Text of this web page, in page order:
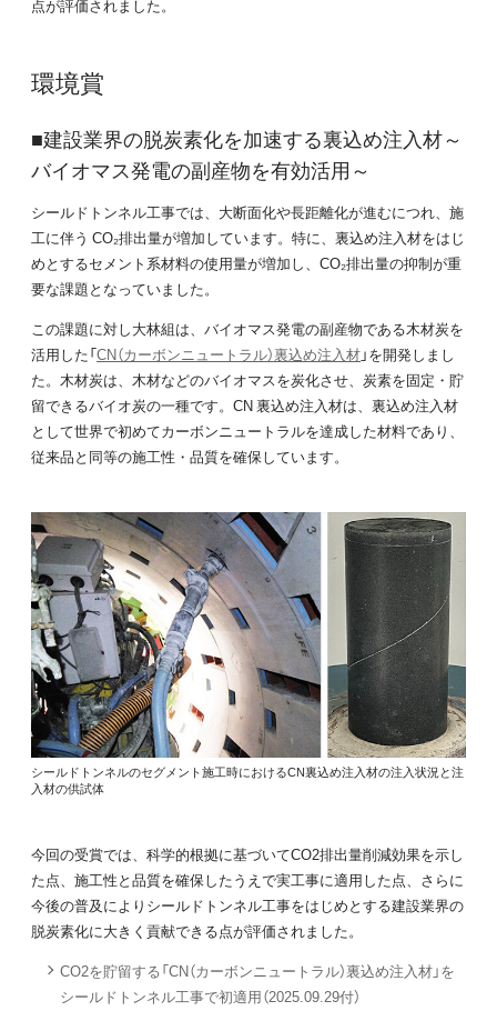
点が評価されました。
環境賞
■建設業界の脱炭素化を加速する裏込め注入材～
バイオマス発電の副産物を有効活用～
シールドトンネル工事では、大断面化や長距離化が進むにつれ、施
工に伴う CO₂排出量が増加しています。特に、裏込め注入材をはじ
めとするセメント系材料の使用量が増加し、CO₂排出量の抑制が重
要な課題となっていました。
この課題に対し大林組は、バイオマス発電の副産物である木材炭を
活用した「CN（カーボンニュートラル）裏込め注入材」を開発しまし
た。木材炭は、木材などのバイオマスを炭化させ、炭素を固定・貯
留できるバイオ炭の一種です。CN 裏込め注入材は、裏込め注入材
として世界で初めてカーボンニュートラルを達成した材料であり、
従来品と同等の施工性・品質を確保しています。
シールドトンネルのセグメント施工時におけるCN裏込め注入材の注入状況と注
入材の供試体
今回の受賞では、科学的根拠に基づいてCO2排出量削減効果を示し
た点、施工性と品質を確保したうえで実工事に適用した点、さらに
今後の普及によりシールドトンネル工事をはじめとする建設業界の
脱炭素化に大きく貢献できる点が評価されました。
CO2を貯留する「CN（カーボンニュートラル）裏込め注入材」を
シールドトンネル工事で初適用（2025.09.29付）